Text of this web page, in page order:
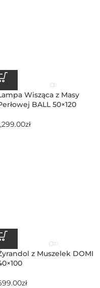
Wisząca z Masy
BALL 50×120
zł
z Muszelek DOMI
zł